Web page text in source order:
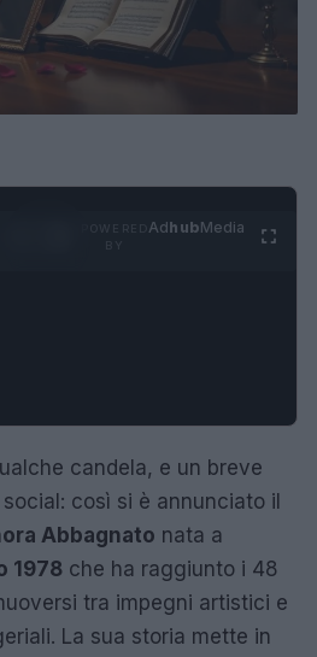
AdhubMedia
candela, e un breve
così si è annunciato il
Abbagnato nata a
1978 che ha raggiunto i 48
tra impegni artistici e
La sua storia mette in